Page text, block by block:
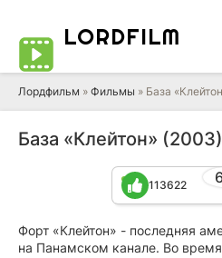
LORDFILM
Лордфильм » Фильмы » База
База «Клейтон» (2003)
113622
Форт «Клейтон» - последняя
на Панамском канале. Во